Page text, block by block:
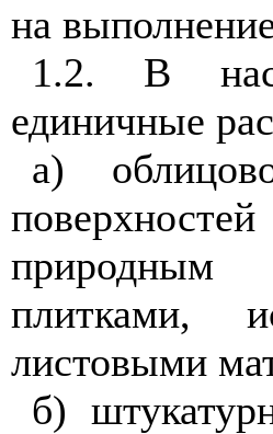
на
1.2. В
единичные
а)
природным
плитками,
листовыми
б)